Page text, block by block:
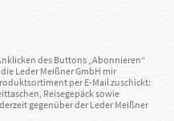
des Buttons „Abonnieren“
Leder Meißner GmbH mir
per E-Mail zuschickt:
Reisegepäck sowie
gegenüber der Leder Meißner